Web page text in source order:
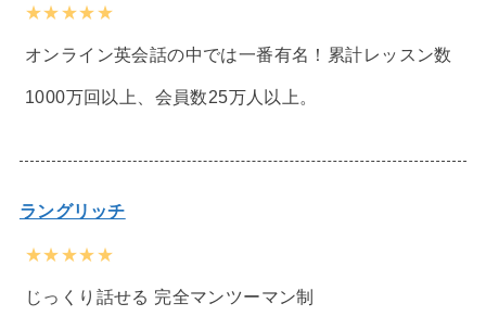
★★★★★
オンライン英会話の中では一番有名！累計レッスン数
1000万回以上、会員数25万人以上。
ラングリッチ
★★★★★
じっくり話せる 完全マンツーマン制